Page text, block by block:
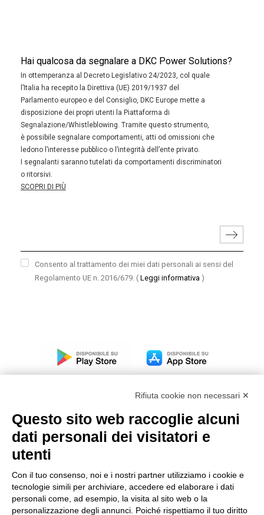
Hai qualcosa da segnalare a DKC Power Solutions?
In ottemperanza al Decreto Legislativo 24/2023, col quale
l’Italia ha recepito la Direttiva (UE) 2019/1937 del
Parlamento europeo e del Consiglio, DKC Europe mette a
disposizione dei propri utenti la Piattaforma di
Segnalazione/Whistleblowing. Tramite questo strumento,
è possibile segnalare comportamenti, atti od omissioni che
ledono l’interesse pubblico o l’integrità dell’ente privato.
I segnalanti saranno tutelati da comportamenti discriminatori
o ritorsivi.
SCOPRI DI PIÙ
Consento al trattamento dei miei dati personali ai sensi del
Regolamento UE n. 2016/679. ( Leggi informativa )
Modello organizzativo, gestione e controllo – D. lgs.
Condizioni generali di vendita DKC Europe
Condizioni generali di vendita DKC Power Solutions
Condizioni generali di acquisto
Rifiuta cookie non necessari ✕
Questo sito web raccoglie alcuni
dati personali dei visitatori e
utenti
Con il tuo consenso, noi e i nostri partner utilizziamo i cookie e
tecnologie simili per archiviare, accedere ed elaborare i dati
personali come, ad esempio, la visita al sito web o la
personalizzazione degli annunci. Poiché rispettiamo il tuo diritto